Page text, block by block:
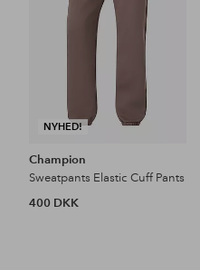
NYHED!
Champion
Sweatpants Elastic Cuff Pants
400 DKK